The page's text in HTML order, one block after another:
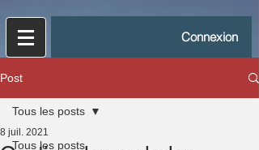
Connexion
Post
Tous les posts
Tous les posts
8 juil. 2021